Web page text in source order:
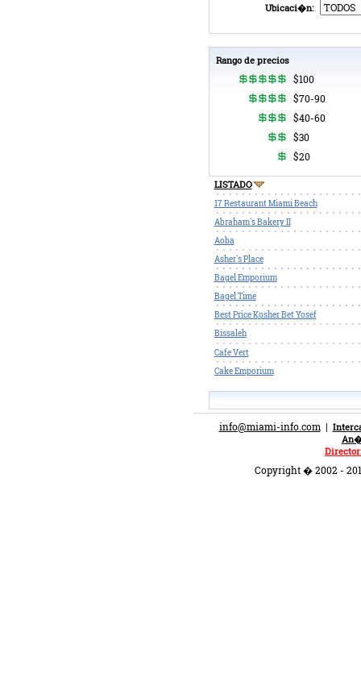
Ubicaci�n:
Rango de precios
$100
$70-90
$40-60
$30
$20
LISTADO
17 Restaurant Miami Beach
Abraham's Bakery II
Aoba
Asher's Place
Bagel Emporium
Bagel Time
Best Price Kosher Bet Yosef
Bissaleh
Cafe Vert
Cake Emporium
info@miami-info.com |
Copyright � 2002 -